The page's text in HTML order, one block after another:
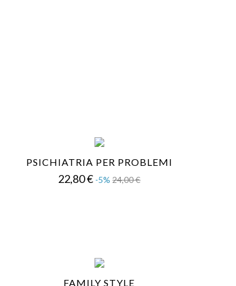
PSICHIATRIA PER PROBLEMI
22,80 €Prezzo
-5% 24,00 €Prezzo
FAMILY STYLE